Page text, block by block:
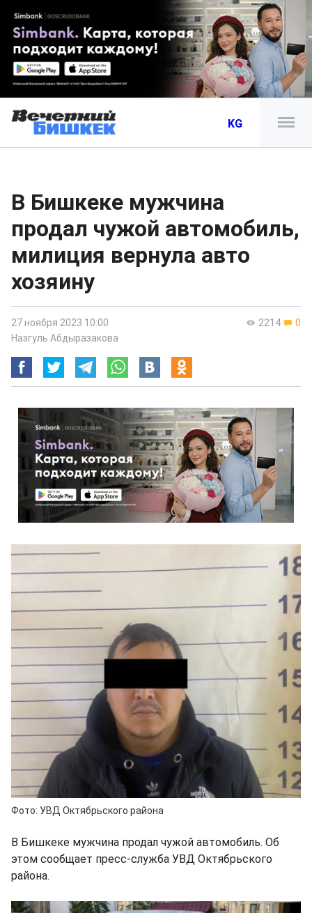
KG
В Бишкеке мужчина
продал чужой автомобиль,
милиция вернула авто
хозяину
2214 0
27 ноября 2023 10:00
Назгуль Абдыразакова
Фото: УВД Октябрьского района
В Бишкеке мужчина продал чужой автомобиль. Об
этом сообщает пресс-служба УВД Октябрьского
района.